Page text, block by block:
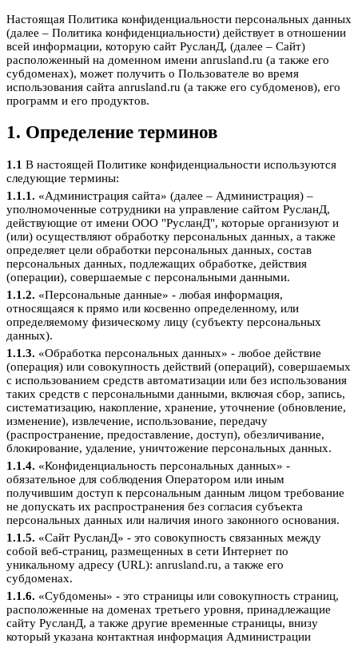
Настоящая Политика конфиденциальности персональных данных
(далее – Политика конфиденциальности) действует в отношении
всей информации, которую сайт РусланД, (далее – Сайт)
расположенный на доменном имени anrusland.ru (а также его
субдоменах), может получить о Пользователе во время
использования сайта anrusland.ru (а также его субдоменов), его
программ и его продуктов.
1. Определение терминов
1.1 В настоящей Политике конфиденциальности используются
следующие термины:
1.1.1. «Администрация сайта» (далее – Администрация) –
уполномоченные сотрудники на управление сайтом РусланД,
действующие от имени ООО "РусланД", которые организуют и
(или) осуществляют обработку персональных данных, а также
определяет цели обработки персональных данных, состав
персональных данных, подлежащих обработке, действия
(операции), совершаемые с персональными данными.
1.1.2. «Персональные данные» - любая информация,
относящаяся к прямо или косвенно определенному, или
определяемому физическому лицу (субъекту персональных
данных).
1.1.3. «Обработка персональных данных» - любое действие
(операция) или совокупность действий (операций), совершаемых
с использованием средств автоматизации или без использования
таких средств с персональными данными, включая сбор, запись,
систематизацию, накопление, хранение, уточнение (обновление,
изменение), извлечение, использование, передачу
(распространение, предоставление, доступ), обезличивание,
блокирование, удаление, уничтожение персональных данных.
1.1.4. «Конфиденциальность персональных данных» -
обязательное для соблюдения Оператором или иным
получившим доступ к персональным данным лицом требование
не допускать их распространения без согласия субъекта
персональных данных или наличия иного законного основания.
1.1.5. «Сайт РусланД» - это совокупность связанных между
собой веб-страниц, размещенных в сети Интернет по
уникальному адресу (URL): anrusland.ru, а также его
субдоменах.
1.1.6. «Субдомены» - это страницы или совокупность страниц,
расположенные на доменах третьего уровня, принадлежащие
сайту РусланД, а также другие временные страницы, внизу
который указана контактная информация Администрации